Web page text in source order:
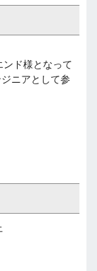
ド様となって
ニアとして参